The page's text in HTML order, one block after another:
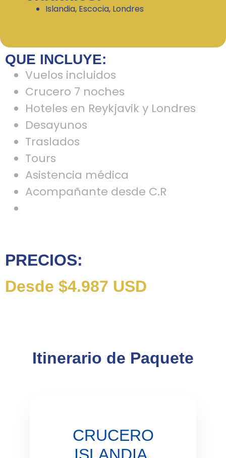
Islandia, Escocia, Londres
QUE INCLUYE:
Vuelos incluidos
Crucero 7 noches
Hoteles en Reykjavik y Londres
Desayunos
Traslados
Tours
Asistencia médica
Acompañante desde C.R
PRECIOS:
Desde $4.987 USD
Itinerario de Paquete
CRUCERO